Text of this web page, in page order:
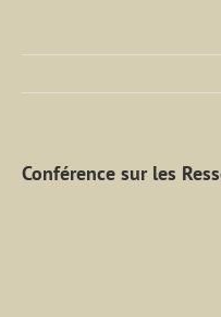
Conférence sur les